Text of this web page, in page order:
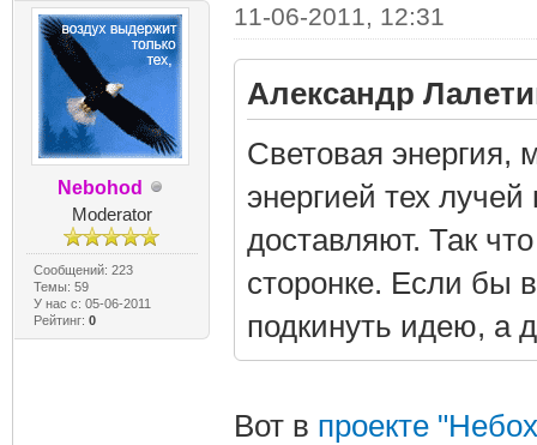
Nebohod
Moderator
Сообщений: 223
Темы: 59
У нас с: 05-06-2011
Рейтинг: 0
11-06-2011, 12:31
Александр
Световая энергия,
энергией тех
доставляют. Так
сторонке. Если бы
подкинуть идею, а
Вот в проекте